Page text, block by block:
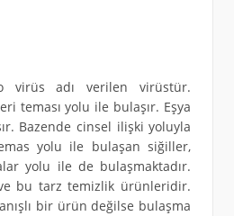
virüs adı verilen virüstür.
teması yolu ile bulaşır. Eşya
Bazende cinsel ilişki yoluyla
yolu ile bulaşan siğiller,
yolu ile de bulaşmaktadır.
bu tarz temizlik ürünleridir.
bir ürün değilse bulaşma